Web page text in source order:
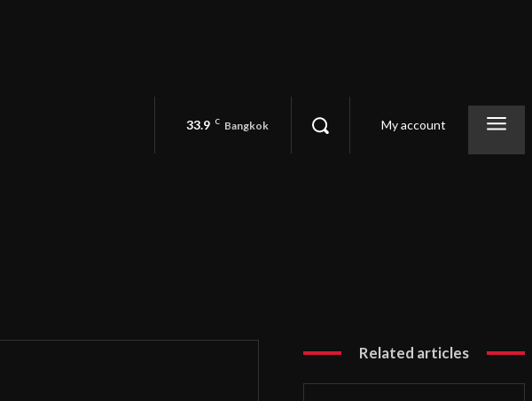
33.9 C Bangkok My account
Related articles